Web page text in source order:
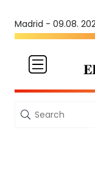
Madrid - 09.08.